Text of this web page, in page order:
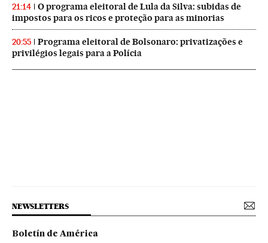
21:14
O programa eleitoral de Lula da Silva: subidas de
impostos para os ricos e proteção para as minorias
20:55
Programa eleitoral de Bolsonaro: privatizações e
privilégios legais para a Polícia
NEWSLETTERS
Boletín de América